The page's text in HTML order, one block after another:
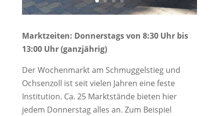
Marktzeiten: Donnerstags von 8:30 Uhr bis
13:00 Uhr (ganzjährig)
Der Wochenmarkt am Schmuggelstieg und
Ochsenzoll ist seit vielen Jahren eine feste
Institution. Ca. 25 Marktstände bieten hier
jedem Donnerstag alles an. Zum Beispiel